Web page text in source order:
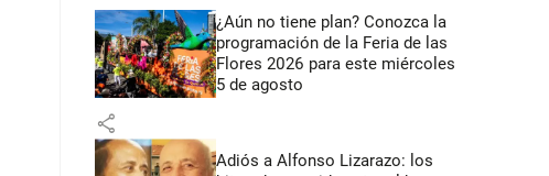
¿Aún no tiene plan? Conozca la
programación de la Feria de las
Flores 2026 para este miércoles
5 de agosto
share
Adiós a Alfonso Lizarazo: los